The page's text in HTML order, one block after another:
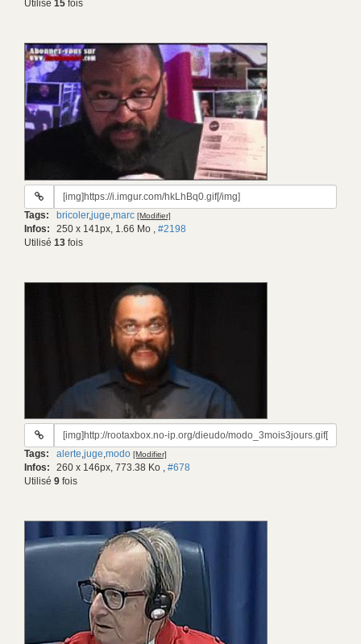
Utilisé 15 fois
URL
gif:
Tags: bricoler,juge,marc [Modifier]
Infos: 250 x 141px, 1.66 Mo , #2198
Utilisé 13 fois
URL
gif:
Tags: alerte,juge,modo [Modifier]
Infos: 260 x 146px, 773.38 Ko , #678
Utilisé 9 fois